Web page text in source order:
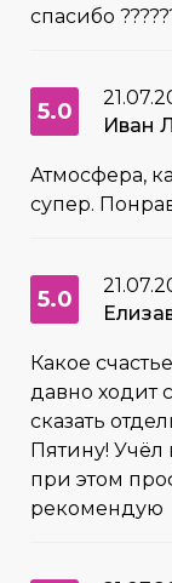
спасибо
5.0
Иван
Атмосфера,
супер.
5.0
Какое
давно ходит
сказать
Пятину! Учёл
при этом
рекомендую